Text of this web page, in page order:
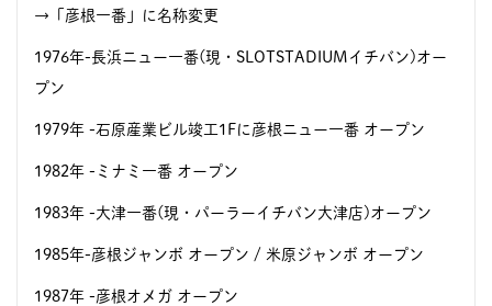
→「彦根一番」に名称変更
1976年-長浜ニュー一番(現・SLOTSTADIUMイチバン)オー
プン
1979年 -石原産業ビル竣工1Fに彦根ニュー一番 オープン
1982年 -ミナミ一番 オープン
1983年 -大津一番(現・パーラーイチバン大津店)オープン
1985年-彦根ジャンボ オープン / 米原ジャンボ オープン
1987年 -彦根オメガ オープン